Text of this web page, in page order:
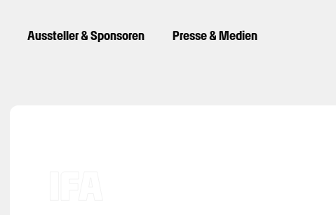
Aussteller & Sponsoren Presse & Medien